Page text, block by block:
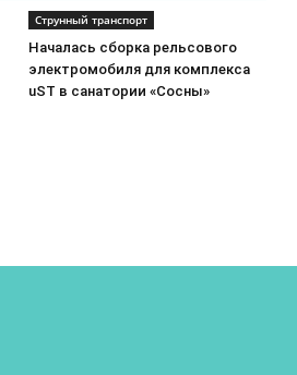
Струнный транспорт
Началась сборка рельсового
электромобиля для комплекса
uST в санатории «Сосны»